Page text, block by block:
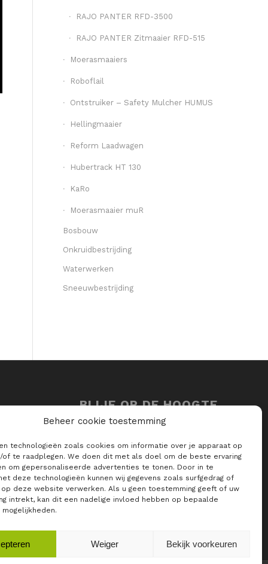
Beheer cookie toestemming
technologieën zoals cookies om informatie over je apparaat op
of te raadplegen. We doen dit met als doel om de beste ervaring
om gepersonaliseerde advertenties te tonen. Door in te
deze technologieën kunnen wij gegevens zoals surfgedrag of
op deze website verwerken. Als u geen toestemming geeft of uw
intrekt, kan dit een nadelige invloed hebben op bepaalde
Weiger Bekijk voorkeuren
RAJO PANTER RFD-3500
RAJO PANTER Zitmaaier RFD-515
Moerasmaaiers
Roboflail
Ontstruiker – Safety Mulcher HUMUS
Hellingmaaier
Reform Laadwagen
Hubertrack HT 130
KaRo
Moerasmaaier muR
Bosbouw
Onkruidbestrijding
Waterwerken
Sneeuwbestrijding
BLIJF OP DE HOOGTE
VAN ALLE RAJO